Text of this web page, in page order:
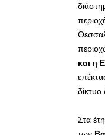
και η
Στα έτη